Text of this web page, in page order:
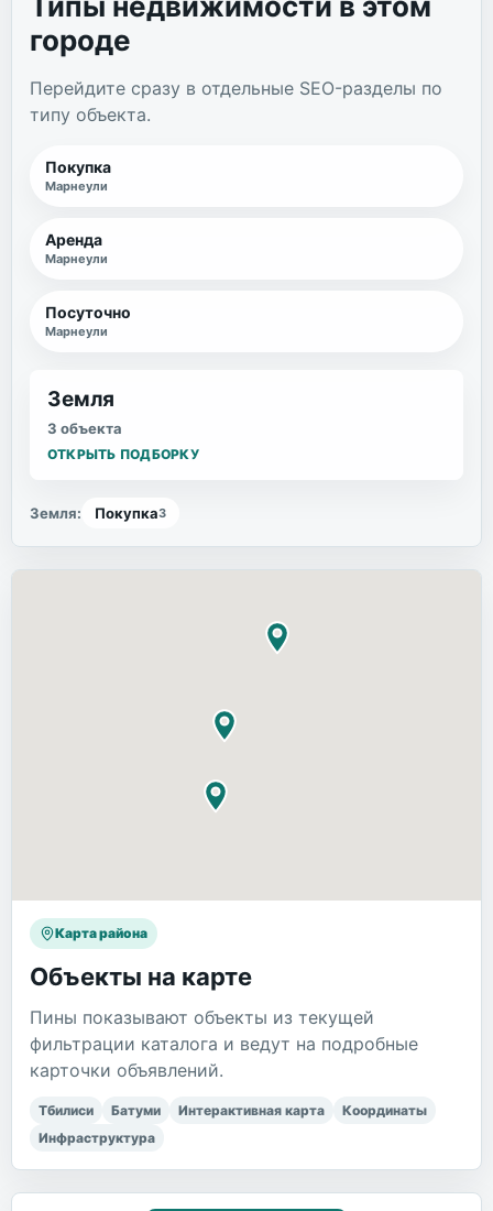
городе
Перейдите сразу в отдельные SEO-разделы по
типу объекта.
Покупка
Марнеули
Аренда
Марнеули
Посуточно
Марнеули
Земля
3 объекта
ОТКРЫТЬ ПОДБОРКУ
Земля: Покупка3
Карта района
Объекты на карте
Пины показывают объекты из текущей
фильтрации каталога и ведут на подробные
карточки объявлений.
Тбилиси Батуми Интерактивная карта
Координаты
Инфраструктура